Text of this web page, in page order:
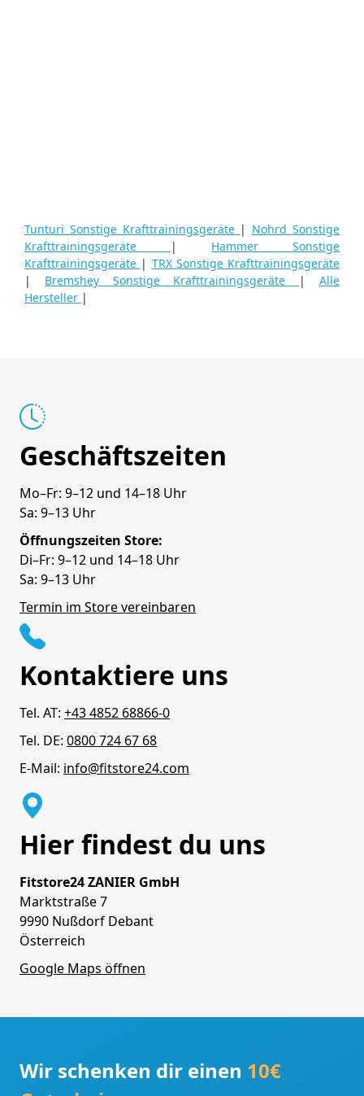
Tunturi Sonstige Krafttrainingsgeräte | Nohrd Sonstige
Krafttrainingsgeräte
| Hammer Sonstige
Krafttrainingsgeräte | TRX Sonstige Krafttrainingsgeräte
| Bremshey Sonstige Krafttrainingsgeräte |Alle
Hersteller |
Geschäftszeiten
Mo–Fr: 9–12 und 14–18 Uhr
Sa: 9–13 Uhr
Öffnungszeiten Store:
Di–Fr: 9–12 und 14–18 Uhr
Sa: 9–13 Uhr
Termin im Store vereinbaren
Kontaktiere uns
Tel. AT: +43 4852 68866-0
Tel. DE: 0800 724 67 68
E-Mail: info@fitstore24.com
Hier findest du uns
Fitstore24 ZANIER GmbH
Marktstraße 7
9990 Nußdorf Debant
Österreich
Google Maps öffnen
Wir schenken dir einen 10€